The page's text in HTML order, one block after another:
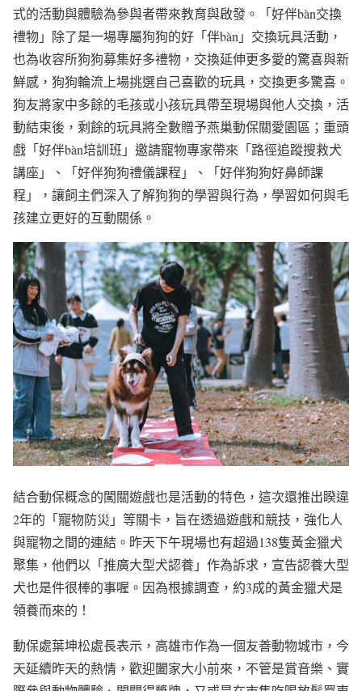
式的活動與體驗為參與者帶來教育與啟發。「好伴bàn交換
禮物」除了是一場專屬狗狗的好「伴bàn」交換玩具活動，
也為收容所狗狗募集好多禮物，交換延伸更多愛的驚喜與新
鮮感，狗狗輪流上場挑選自己喜歡的玩具，交換更多驚喜。
狗友將家中多餘的毛孩或小孩玩具帶至現場與他人交換，活
動結束後，剩餘的玩具將全數贈予燕巢動保關愛園區；重頭
戲「好伴bàn培訓班」邀請寵物專家帶來「路徑追蹤搜救犬
講座」、「好伴狗狗禮儀課程」、「好伴狗狗好鼻師課
程」，讓飼主們深入了解狗狗的學習與行為，學習如何與毛
孩建立更好的互動關係。
結合動保概念的闖關遊戲也是活動的特色，這次還推出睽違
2年的「寵物防災」等關卡，旨在透過遊戲和競技，強化人
與寵物之間的連結。昨天下午現場也有超過138隻黃金獵犬
聚集，他們以「推廣大型犬認養」作為訴求，宣告認養大型
犬也是件很棒的事喔。因為根據調查，約3成的黃金獵犬是
領養而來的！
動保處葉坤松處長表示，高雄市作為一個友善動物城市，今
天延續昨天的熱情，歡迎闔家大小前來，不管是賞音樂、實